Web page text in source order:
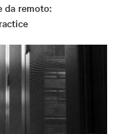
da remoto: